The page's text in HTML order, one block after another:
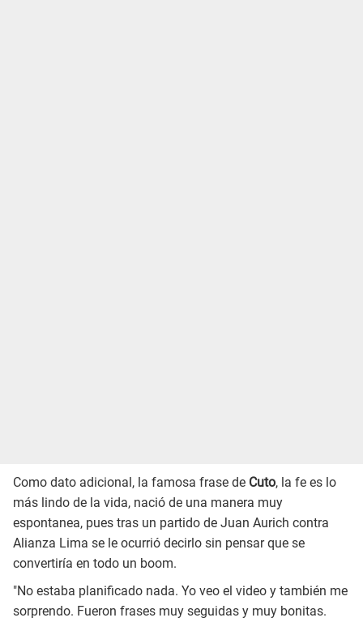
Como dato adicional, la famosa frase de Cuto, la fe es lo
más lindo de la vida, nació de una manera muy
espontanea, pues tras un partido de Juan Aurich contra
Alianza Lima se le ocurrió decirlo sin pensar que se
convertiría en todo un boom.
"No estaba planificado nada. Yo veo el video y también me
sorprendo. Fueron frases muy seguidas y muy bonitas.